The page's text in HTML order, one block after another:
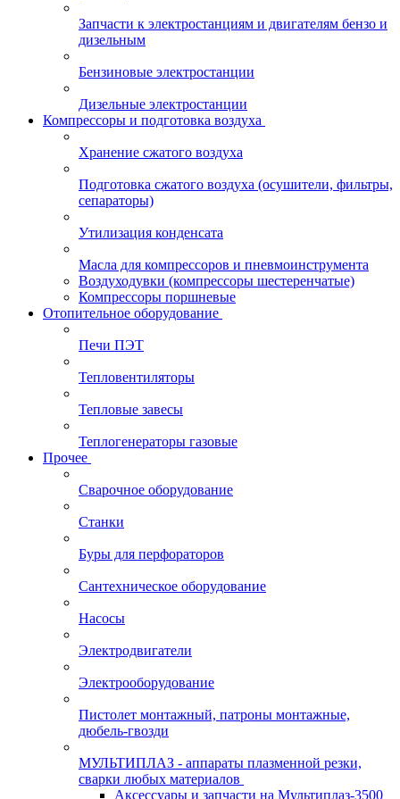
Запчасти к электростанциям и двигателям бензо и
дизельным
Бензиновые электростанции
Дизельные электростанции
Компрессоры и подготовка воздуха
Хранение сжатого воздуха
Подготовка сжатого воздуха (осушители, фильтры,
сепараторы)
Утилизация конденсата
Масла для компрессоров и пневмоинструмента
Воздуходувки (компрессоры шестеренчатые)
Компрессоры поршневые
Отопительное оборудование
Печи ПЭТ
Тепловентиляторы
Тепловые завесы
Теплогенераторы газовые
Прочее
Сварочное оборудование
Станки
Буры для перфораторов
Сантехническое оборудование
Насосы
Электродвигатели
Электрооборудование
Пистолет монтажный, патроны монтажные,
дюбель-гвозди
МУЛЬТИПЛАЗ - аппараты плазменной резки,
сварки любых материалов
Аксессуары и запчасти на Мультиплаз-3500